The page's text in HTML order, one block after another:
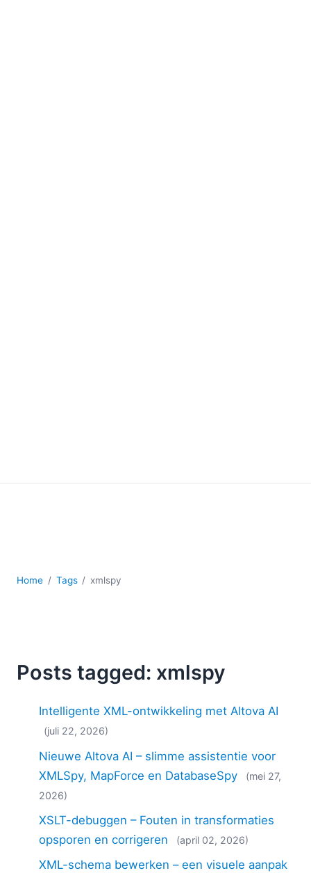
Home Tags xmlspy
Posts tagged: xmlspy
Intelligente XML-ontwikkeling met Altova AI
(juli 22, 2026)
Nieuwe Altova AI – slimme assistentie voor
XMLSpy, MapForce en DatabaseSpy
(mei 27,
2026)
XSLT-debuggen – Fouten in transformaties
opsporen en corrigeren
(april 02, 2026)
XML-schema bewerken – een visuele aanpak